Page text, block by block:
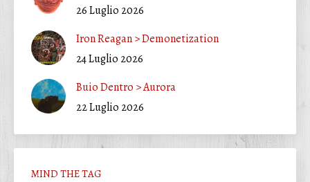
26 Luglio 2026
Iron Reagan > Demonetization
24 Luglio 2026
Buio Dentro > Aurora
22 Luglio 2026
MIND THE TAG